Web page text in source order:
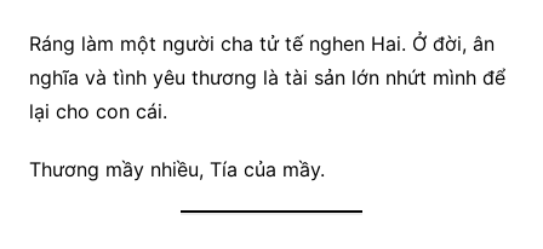
Ráng làm một người cha tử tế nghen Hai. Ở đời, ân
nghĩa và tình yêu thương là tài sản lớn nhứt mình để
lại cho con cái.
Thương mầy nhiều, Tía của mầy.